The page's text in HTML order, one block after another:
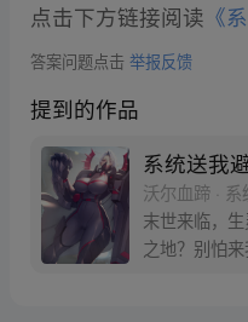
点击下方链接阅读 《
答案问题点击举报反馈
提到的作品
系统送我
沃尔血蹄 · 系
末世来临，